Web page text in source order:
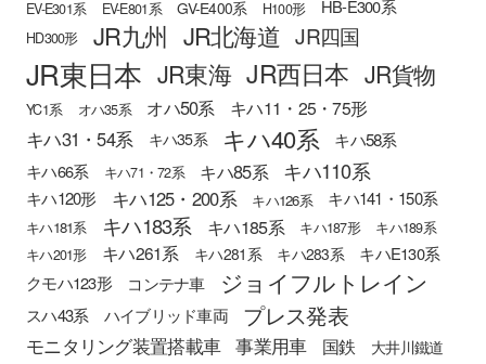
EV-E301系 EV-E801系 GV-E400系 H100形 HB-E300系
HD300形 JR九州 JR北海道 JR四国
JR東日本 JR東海 JR西日本 JR貨物
YC1系 オハ35系 オハ50系 キハ11・25・75形
キハ31・54系 キハ35系 キハ40系 キハ58系
キハ66系 キハ71・72系 キハ85系 キハ110系
キハ120形 キハ125・200系 キハ126系 キハ141・150系
キハ181系 キハ183系 キハ185系 キハ187形
キハ189系
キハ201形
キハ261系 キハ281系 キハ283系
キハE130系
クモハ123形
コンテナ車 ジョイフルトレイン
スハ43系 ハイブリッド車両 プレス発表
モニタリング装置搭載車 事業用車 国鉄 大井川鐵道